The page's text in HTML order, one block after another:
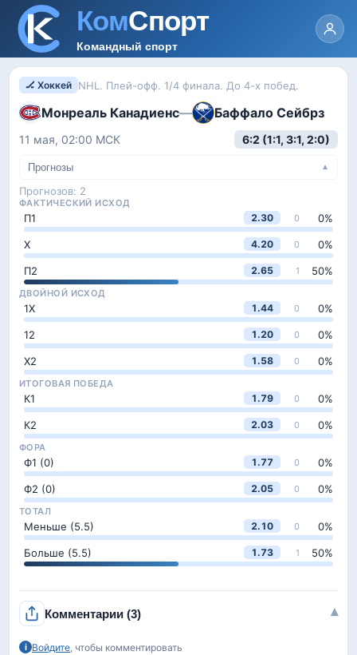
🏒 Хоккей NHL. Плей-офф. 1/4 финала. До 4-х побед.
Монреаль Канадиенс— Баффало Сейбрз
11 мая, 02:00 МСК 6:2 (1:1, 3:1, 2:0)
Прогнозы ▼
Прогнозов: 2
ФАКТИЧЕСКИЙ ИСХОД
П1 2.30 0 0%
Х 4.20 0 0%
П2 2.65 1 50%
ДВОЙНОЙ ИСХОД
1Х 1.44 0 0%
12 1.20 0 0%
Х2 1.58 0 0%
ИТОГОВАЯ ПОБЕДА
К1 1.79 0 0%
К2 2.03 0 0%
ФОРА
Ф1 (0) 1.77 0 0%
Ф2 (0) 2.05 0 0%
ТОТАЛ
Меньше (5.5) 2.10 0 0%
Больше (5.5) 1.73 1 50%
Комментарии (3) ▾
i Войдите , чтобы комментировать